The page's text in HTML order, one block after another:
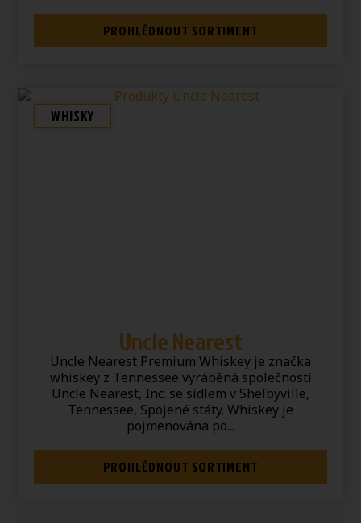
PROHLÉDNOUT SORTIMENT
WHISKY
Uncle Nearest
Uncle Nearest Premium Whiskey je značka
whiskey z Tennessee vyráběná společností
Uncle Nearest, Inc. se sídlem v Shelbyville,
Tennessee, Spojené státy. Whiskey je
pojmenována po...
PROHLÉDNOUT SORTIMENT